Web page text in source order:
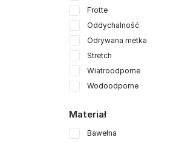
Frotte
Oddychalność
Odrywana metka
Stretch
Wiatroodporne
Wodoodporne
Materiał
Bawełna